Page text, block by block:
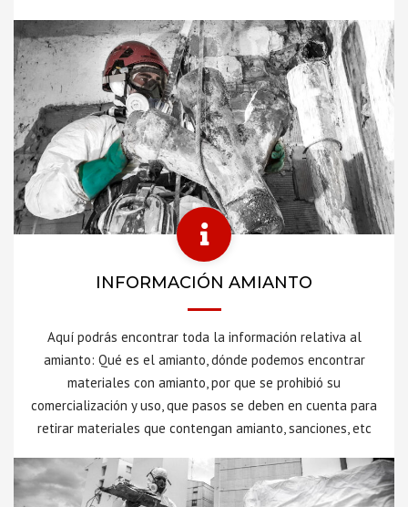
INFORMACIÓN AMIANTO
Aquí podrás encontrar toda la información relativa al
amianto: Qué es el amianto, dónde podemos encontrar
materiales con amianto, por que se prohibió su
comercialización y uso, que pasos se deben en cuenta para
retirar materiales que contengan amianto, sanciones, etc